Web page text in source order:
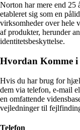
Norton har mere end 25
etableret sig som en
virksomheder over hele
af produkter, herunder
identitetsbeskyttelse.
Hvordan Komme
Hvis du har brug for
dem via telefon, e-mail
en omfattende
vejledninger til
Telefon